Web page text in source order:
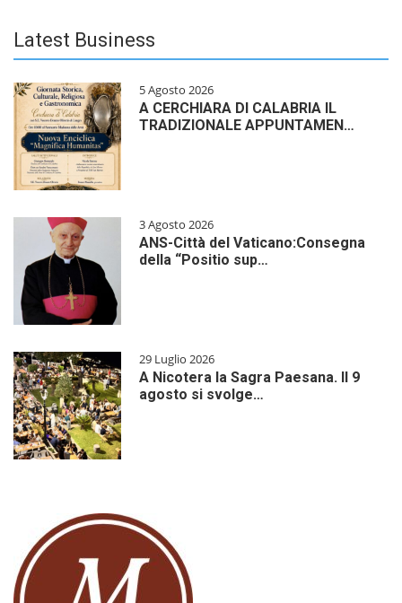
Latest Business
5 Agosto 2026
A CERCHIARA DI CALABRIA IL
TRADIZIONALE APPUNTAMEN…
3 Agosto 2026
ANS-Città del Vaticano:Consegna
della “Positio sup…
29 Luglio 2026
A Nicotera la Sagra Paesana. Il 9
agosto si svolge…